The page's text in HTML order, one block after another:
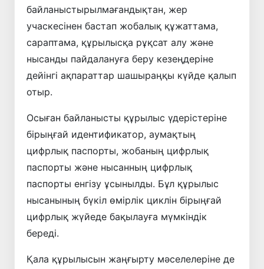
байланыстырылмағандықтан, жер
учаскесінен бастап жобалық құжаттама,
сараптама, құрылысқа рұқсат алу және
нысанды пайдалануға беру кезеңдеріне
дейінгі ақпараттар шашыраңқы күйде қалып
отыр.
Осыған байланысты құрылыс үдерістеріне
бірыңғай идентификатор, аумақтың
цифрлық паспорты, жобаның цифрлық
паспорты және нысанның цифрлық
паспорты енгізу ұсынылды. Бұл құрылыс
нысанының бүкіл өмірлік циклін бірыңғай
цифрлық жүйеде бақылауға мүмкіндік
береді.
Қала құрылысын жаңғырту мәселелеріне де